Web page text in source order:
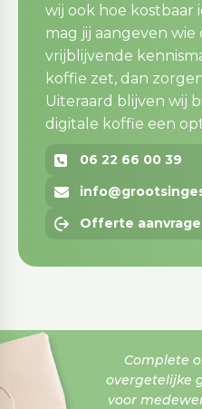
wij ook hoe kostbaar
mag jij aangeven
vrijblijvende
koffie zet, dan
Uiteraard blijven wij
digitale koffie een
06 22 66 00 39
Offerte
Complete
overgetelijke
voor